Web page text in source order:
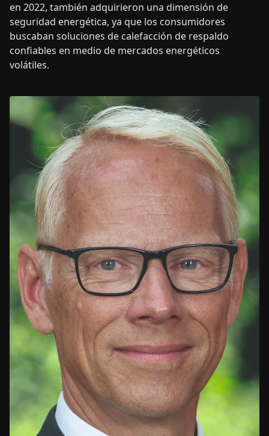
en 2022, también adquirieron una dimensión de
seguridad energética, ya que los consumidores
buscaban soluciones de calefacción de respaldo
confiables en medio de mercados energéticos
volátiles.